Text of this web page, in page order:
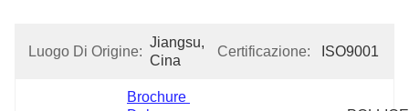
Luogo Di Origine:
Jiangsu,
Cina
Certificazione: ISO9001
Brochure